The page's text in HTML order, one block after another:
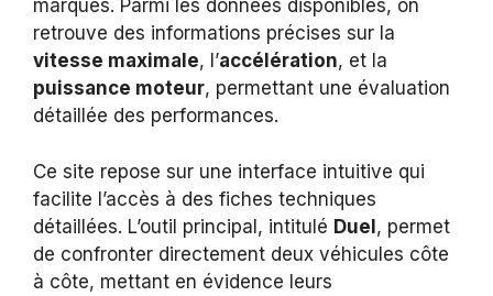
marques. Parmi les données disponibles, on
retrouve des informations précises sur la
vitesse maximale, l’accélération, et la
puissance moteur, permettant une évaluation
détaillée des performances.
Ce site repose sur une interface intuitive qui
facilite l’accès à des fiches techniques
détaillées. L’outil principal, intitulé Duel, permet
de confronter directement deux véhicules côte
à côte, mettant en évidence leurs